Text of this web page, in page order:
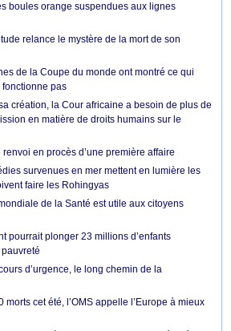
boules orange suspendues aux lignes
relance le mystère de la mort de son
de la Coupe du monde ont montré ce qui
pas
création, la Cour africaine a besoin de plus de
en matière de droits humains sur le
en procès d’une première affaire
survenues en mer mettent en lumière les
faire les Rohingyas
de la Santé est utile aux citoyens
pourrait plonger 23 millions d’enfants
d’urgence, le long chemin de la
cet été, l’OMS appelle l’Europe à mieux